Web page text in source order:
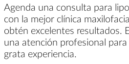
Agenda una consulta para
con la mejor clínica
obtén excelentes resultados.
una atención profesional
grata experiencia.